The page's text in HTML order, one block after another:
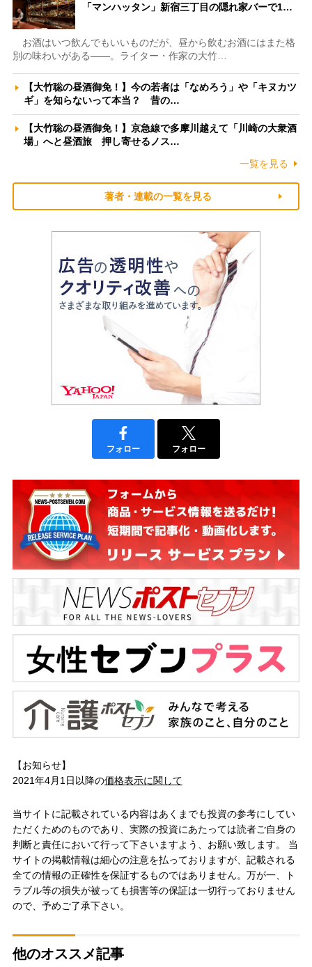
「マンハッタン」新宿三丁目の隠れ家バーで1…
お酒はいつ飲んでもいいものだが、昼から飲むお酒にはまた格
別の味わいがある――。ライター・作家の大竹…
【大竹聡の昼酒御免！】今の若者は「なめろう」や「キヌカツ
ギ」を知らないって本当？ 昔の…
【大竹聡の昼酒御免！】京急線で多摩川越えて「川崎の大衆酒
場」へと昼酒旅 押し寄せるノス…
一覧を見る
著者・連載の一覧を見る
フォロー フォロー
【お知らせ】
2021年4月1日以降の価格表示に関して
当サイトに記載されている内容はあくまでも投資の参考にしてい
ただくためのものであり、実際の投資にあたっては読者ご自身の
判断と責任において行って下さいますよう、お願い致します。 当
サイトの掲載情報は細心の注意を払っておりますが、記載される
全ての情報の正確性を保証するものではありません。万が一、ト
ラブル等の損失が被っても損害等の保証は一切行っておりません
ので、予めご了承下さい。
他のオススメ記事